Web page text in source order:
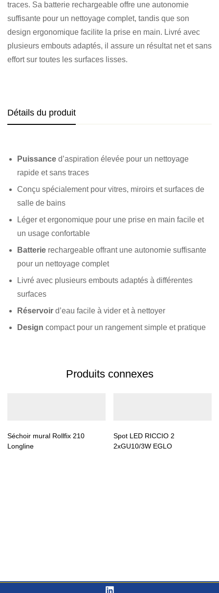
traces. Sa batterie rechargeable offre une autonomie
suffisante pour un nettoyage complet, tandis que son
design ergonomique facilite la prise en main. Livré avec
plusieurs embouts adaptés, il assure un résultat net et sans
effort sur toutes les surfaces lisses.
Détails du produit
Puissance d’aspiration élevée pour un nettoyage
rapide et sans traces
Conçu spécialement pour vitres, miroirs et surfaces de
salle de bains
Léger et ergonomique pour une prise en main facile et
un usage confortable
Batterie rechargeable offrant une autonomie suffisante
pour un nettoyage complet
Livré avec plusieurs embouts adaptés à différentes
surfaces
Réservoir d’eau facile à vider et à nettoyer
Design compact pour un rangement simple et pratique
Produits connexes
Séchoir mural Rollfix 210
Longline
Spot LED RICCIO 2
2xGU10/3W EGLO